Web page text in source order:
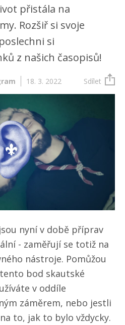
přistála na
Rozšiř si svoje
si
z našich časopisů!
18. 3. 2022 Sdílet
nyní v době příprav
- zaměřují se totiž na
nástroje. Pomůžou
bod skautské
v oddíle
záměrem, nebo jestli
to, jak to bylo vždycky.